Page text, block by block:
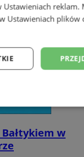
w
Ustawieniach reklam.
Ustawieniach plików